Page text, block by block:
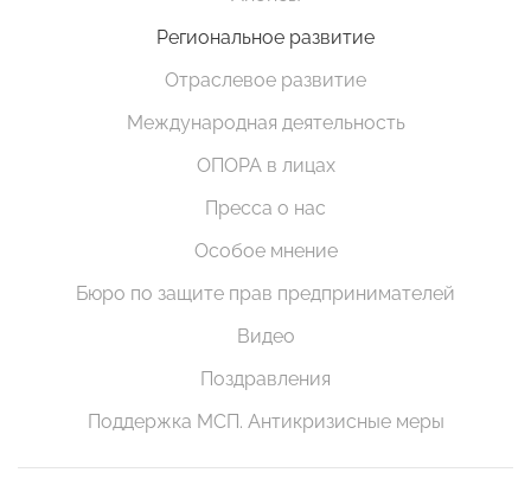
Региональное развитие
Отраслевое развитие
Международная деятельность
ОПОРА в лицах
Пресса о нас
Особое мнение
Бюро по защите прав предпринимателей
Видео
Поздравления
Поддержка МСП. Антикризисные меры